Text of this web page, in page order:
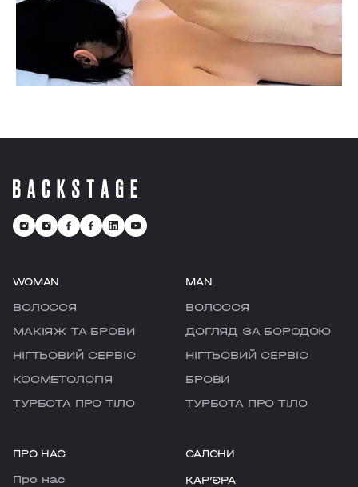
WOMAN
ВОЛОССЯ
МАКІЯЖ ТА БРОВИ
НІГТЬОВИЙ СЕРВІС
КОСМЕТОЛОГІЯ
ТУРБОТА ПРО ТІЛО
MAN
ВОЛОССЯ
ДОГЛЯД ЗА БОРОДОЮ
НІГТЬОВИЙ СЕРВІС
БРОВИ
ТУРБОТА ПРО ТІЛО
ПРО НАС
Про нас
САЛОНИ
КАРʼЄРА